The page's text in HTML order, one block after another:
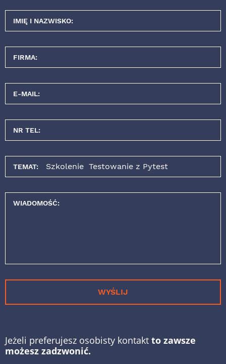
IMIĘ I NAZWISKO:
FIRMA:
E-MAIL:
NR TEL:
TEMAT:
WIADOMOŚĆ:
WYŚLIJ
Jeżeli preferujesz osobisty kontakt to zawsze
możesz zadzwonić.